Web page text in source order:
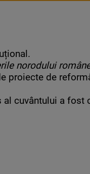
norodului
proiecte de
al cuvântului a